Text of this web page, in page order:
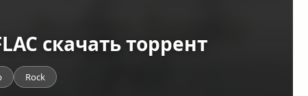
скачать торрент
Rock